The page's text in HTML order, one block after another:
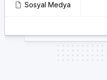
Sosyal Medya